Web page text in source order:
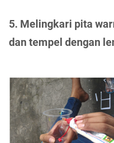
5. Melingkari pita
dan tempel dengan